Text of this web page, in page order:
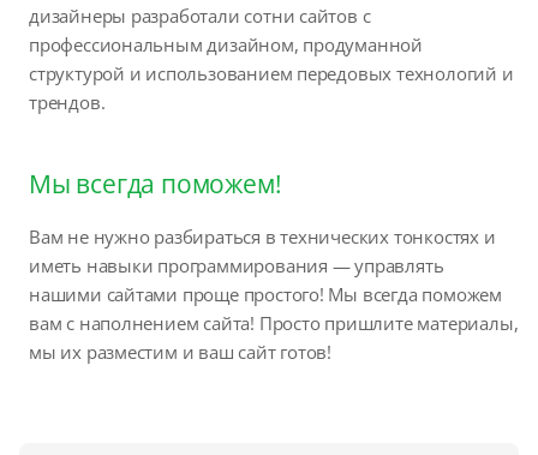
дизайнеры разработали сотни сайтов с
профессиональным дизайном, продуманной
структурой и использованием передовых технологий и
трендов.
Мы всегда поможем!
Вам не нужно разбираться в технических тонкостях и
иметь навыки программирования — управлять
нашими сайтами проще простого! Мы всегда поможем
вам с наполнением сайта! Просто пришлите материалы,
мы их разместим и ваш сайт готов!